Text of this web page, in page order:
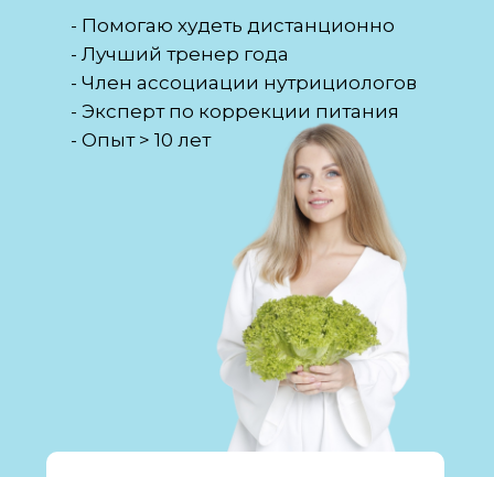
- Помогаю худеть дистанционно
- Лучший тренер года
- Член ассоциации нутрициологов
- Эксперт по коррекции питания
- Опыт > 10 лет